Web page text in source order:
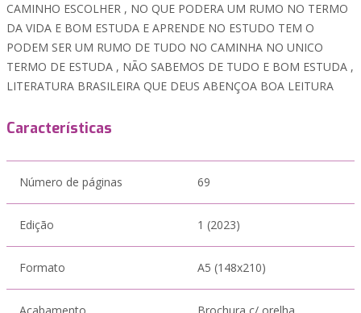
CAMINHO ESCOLHER , NO QUE PODERA UM RUMO NO TERMO
DA VIDA E BOM ESTUDA E APRENDE NO ESTUDO TEM O
PODEM SER UM RUMO DE TUDO NO CAMINHA NO UNICO
TERMO DE ESTUDA , NÃO SABEMOS DE TUDO E BOM ESTUDA ,
LITERATURA BRASILEIRA QUE DEUS ABENÇOA BOA LEITURA
Características
Número de páginas 69
Edição 1 (2023)
Formato A5 (148x210)